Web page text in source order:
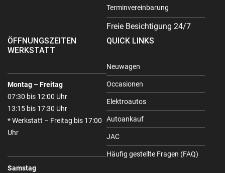
Terminvereinbarung
Freie Besichtigung 24/7
ÖFFNUNGSZEITEN
WERKSTATT
Montag – Freitag
07:30 bis 12:00 Uhr
13:15 bis 17:30 Uhr
* Werkstatt – Freitag bis 17:00
Uhr
Samstag
QUICK LINKS
Neuwagen
Occasionen
Elektroautos
Autoankauf
JAC
Häufig gestellte Fragen (FAQ)